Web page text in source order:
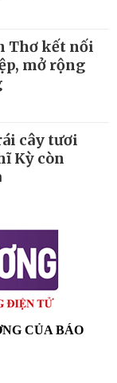
Thơ kết nối
mở rộng
cây tươi
Kỳ còn
CỦA BÁO